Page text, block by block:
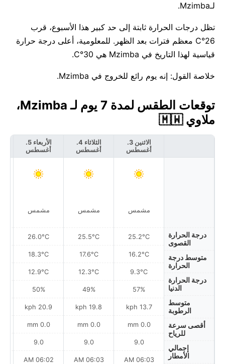
لـMzimba.
تظل درجات الحرارة ثابتة إلى حد كبير هذا الأسبوع، قرب
26°C معظم فترات بعد الظهر. للمعلومية، أعلى درجة حرارة
قياسية لهذا التاريخ في Mzimba هي 30°C.
خلاصة القول: إنه يوم رائع للخروج في Mzimba.
توقعات الطقس لمدة 7 يوم لـ Mzimba،
ملاوي 🇲🇼
درجة الحرارة
القصوى
متوسط درجة
الحرارة
درجة الحرارة
الدنيا
متوسط
الرطوبة
أقصى سرعة
للرياح
إجمالي
الأمطار
الاثنين 3.
أغسطس
مشمس
25.2°C
16.2°C
9.3°C
57%
13.7 kph
0.0 mm
9.0
06:03 AM
الثلاثاء 4.
أغسطس
مشمس
25.5°C
17.6°C
12.3°C
49%
19.8 kph
0.0 mm
9.0
06:03 AM
الأربعاء 5.
أغسطس
مشمس
26.0°C
18.3°C
12.9°C
50%
20.9 kph
0.0 mm
9.0
06:02 AM